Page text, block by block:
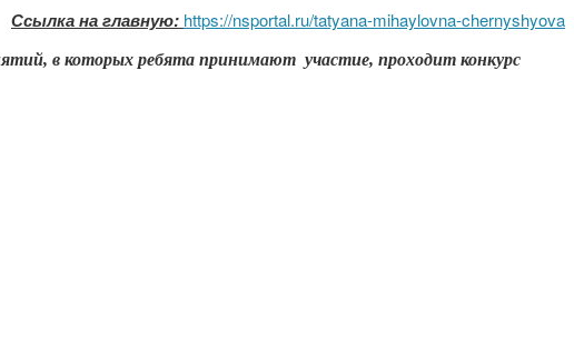
Ссылка на главную: https://nsportal.ru/tatyana-mihaylovna-chernyshyova
в которых ребята принимают участие, проходит конкурс